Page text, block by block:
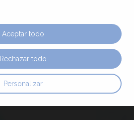
Personalizar
Rechazar todo
Aceptar todo